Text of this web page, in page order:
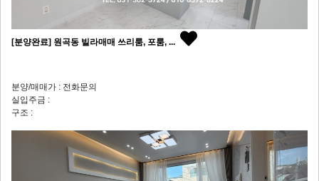
[분양완료] 원곡동 빌라매매 쓰리룸, 포룸, ...
분양/매매가 : 전화문의
실입주금 :
구조 :